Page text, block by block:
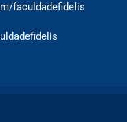
faculdadefidelis